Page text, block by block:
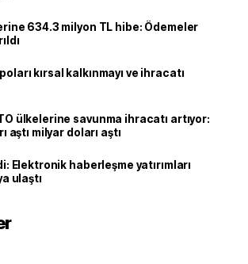
634.3 milyon TL hibe: Ödemeler
kırsal kalkınmayı ve ihracatı
ülkelerine savunma ihracatı artıyor:
aştı milyar doları aştı
Elektronik haberleşme yatırımları
ulaştı